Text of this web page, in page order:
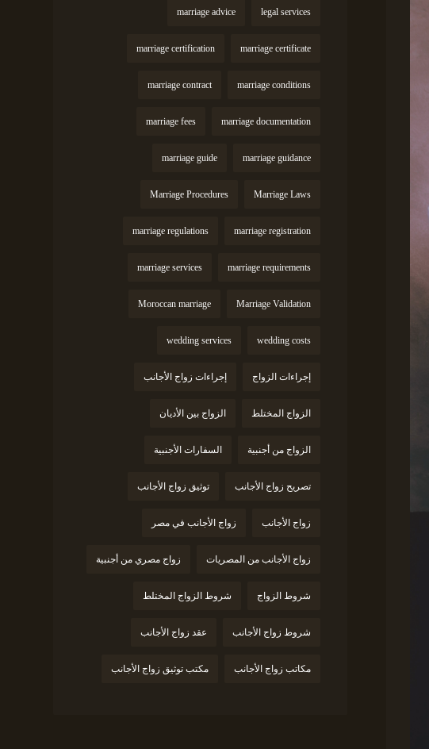
legal services
marriage advice
marriage certificate
marriage certification
marriage conditions
marriage contract
marriage documentation
marriage fees
marriage guidance
marriage guide
Marriage Laws
Marriage Procedures
marriage registration
marriage regulations
marriage requirements
marriage services
Marriage Validation
Moroccan marriage
wedding costs
wedding services
إجراءات الزواج إجراءات زواج الأجانب
الزواج المختلط الزواج بين الأديان
الزواج من أجنبية السفارات الأجنبية
تصريح زواج الأجانب توثيق زواج الأجانب
زواج الأجانب زواج الأجانب في مصر
زواج الأجانب من المصريات زواج مصري من أجنبية
شروط الزواج شروط الزواج المختلط
شروط زواج الأجانب عقد زواج الأجانب
مكاتب زواج الأجانب مكتب توثيق زواج الأجانب